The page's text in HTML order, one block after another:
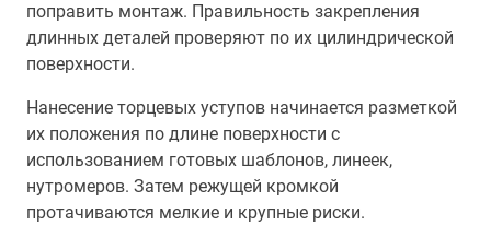
поправить монтаж. Правильность закрепления
длинных деталей проверяют по их цилиндрической
поверхности.
Нанесение торцевых уступов начинается разметкой
их положения по длине поверхности с
использованием готовых шаблонов, линеек,
нутромеров. Затем режущей кромкой
протачиваются мелкие и крупные риски.